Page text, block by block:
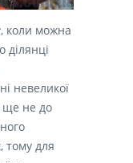
коли можна
невеликої
ще не до
тому для